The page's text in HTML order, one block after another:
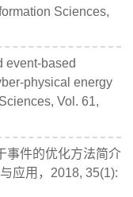
Sciences,
event-based
physical energy
Vol. 61,
事件的优化方法简介
应用，2018, 35(1):